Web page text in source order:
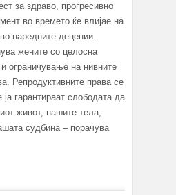
за здраво, прогресивно
во времето ќе влијае на
наредните децении.
жените со целосна
ограничување на нивните
Репродуктивните права се
ја гарантираат слободата да
живот, нашите тела,
судбина – порачува